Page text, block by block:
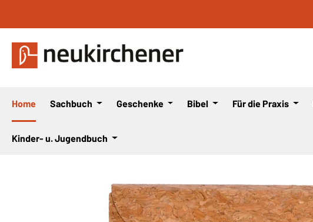
Home Sachbuch Geschenke Bibel Für die Praxis
Kinder- u. Jugendbuch
Bildergalerie überspringen